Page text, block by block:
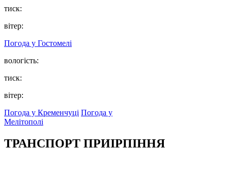
тиск:
вітер:
Погода у Гостомелі
вологість:
тиск:
вітер:
Погода у Кременчуці Погода у
Мелітополі
ТРАНСПОРТ ПРИІРПІННЯ